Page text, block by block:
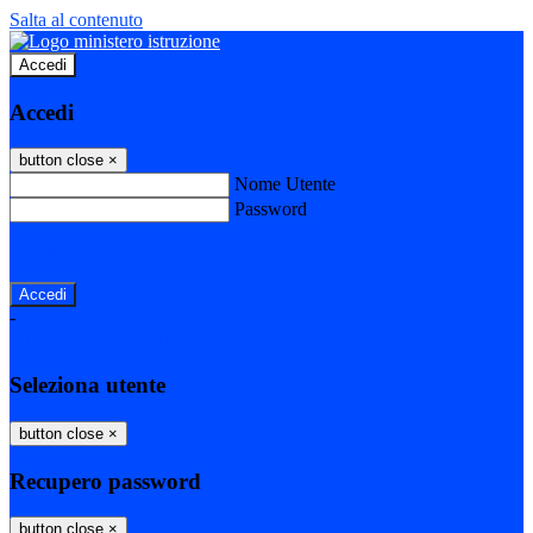
Salta al contenuto
Accedi
Accedi
button close ×
Nome Utente
Password
-
Seleziona utente
button close ×
Recupero password
button close ×